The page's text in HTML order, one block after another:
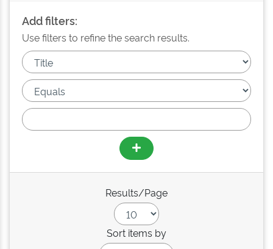
Add filters:
Use filters to refine the search results.
Results/Page
Sort items by